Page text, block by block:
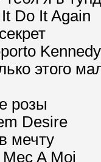
Do It Again
Kennedy
этого
розы
Desire
мечту
A Moi